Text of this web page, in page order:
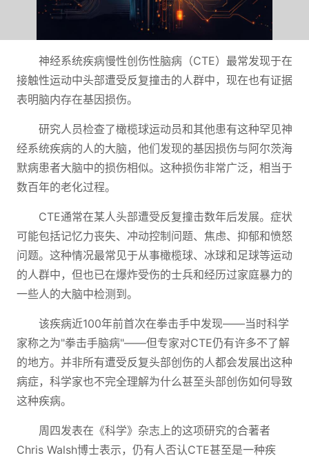
神经系统疾病慢性创伤性脑病（CTE）最常发现于在
接触性运动中头部遭受反复撞击的人群中，现在也有证据
表明脑内存在基因损伤。
研究人员检查了橄榄球运动员和其他患有这种罕见神
经系统疾病的人的大脑，他们发现的基因损伤与阿尔茨海
默病患者大脑中的损伤相似。这种损伤非常广泛，相当于
数百年的老化过程。
CTE通常在某人头部遭受反复撞击数年后发展。症状
可能包括记忆力丧失、冲动控制问题、焦虑、抑郁和愤怒
问题。这种情况最常见于从事橄榄球、冰球和足球等运动
的人群中，但也已在爆炸受伤的士兵和经历过家庭暴力的
一些人的大脑中检测到。
该疾病近100年前首次在拳击手中发现——当时科学
家称之为"拳击手脑病"——但专家对CTE仍有许多不了解
的地方。并非所有遭受反复头部创伤的人都会发展出这种
病症，科学家也不完全理解为什么甚至头部创伤如何导致
这种疾病。
周四发表在《科学》杂志上的这项研究的合著者
Chris Walsh博士表示，仍有人否认CTE甚至是一种疾